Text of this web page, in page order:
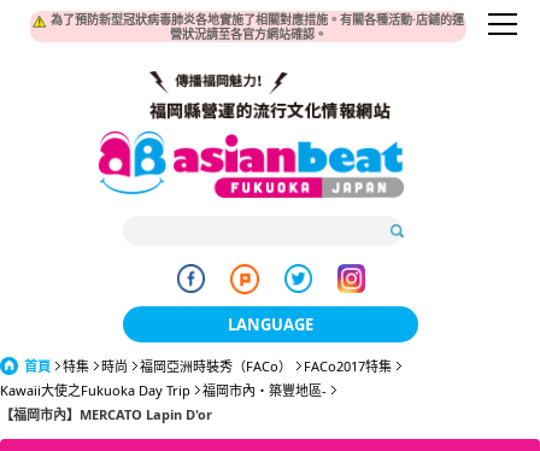
為了預防新型冠狀病毒肺炎各地實施了相關對應措施。有關各種活動·店鋪的運
營狀況請至各官方網站確認。
LANGUAGE
日本語
首頁 特集 時尚 福岡亞洲時裝秀（FACo）
FACo2017特集
Kawaii大使之Fukuoka Day Trip
福岡市內・築豐地區-
【福岡市內】MERCATO Lapin D'or